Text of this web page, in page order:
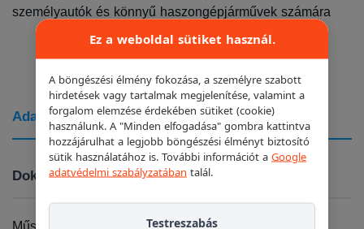
személyautók és könnyű haszongépjárművek számára
Adatok
Dokumentumok
Ez a weboldal sütiket használ.
A böngészési élmény fokozása, a személyre szabott
hirdetések vagy tartalmak megjelenítése, valamint a
forgalom elemzése érdekében sütiket (cookie)
használunk. A "Minden elfogadása" gombra kattintva
hozzájárulhat a legjobb böngészési élményt biztosító
sütik használatához is. További információt a Google
adatvédelmi szabályzatában talál.
Testreszabás